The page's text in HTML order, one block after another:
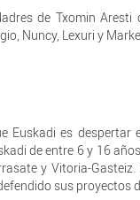
de Txomin
Nuncy, Lexuri y
Euskadi es
de entre 6 y 16
y Vitoria-
sus proyectos